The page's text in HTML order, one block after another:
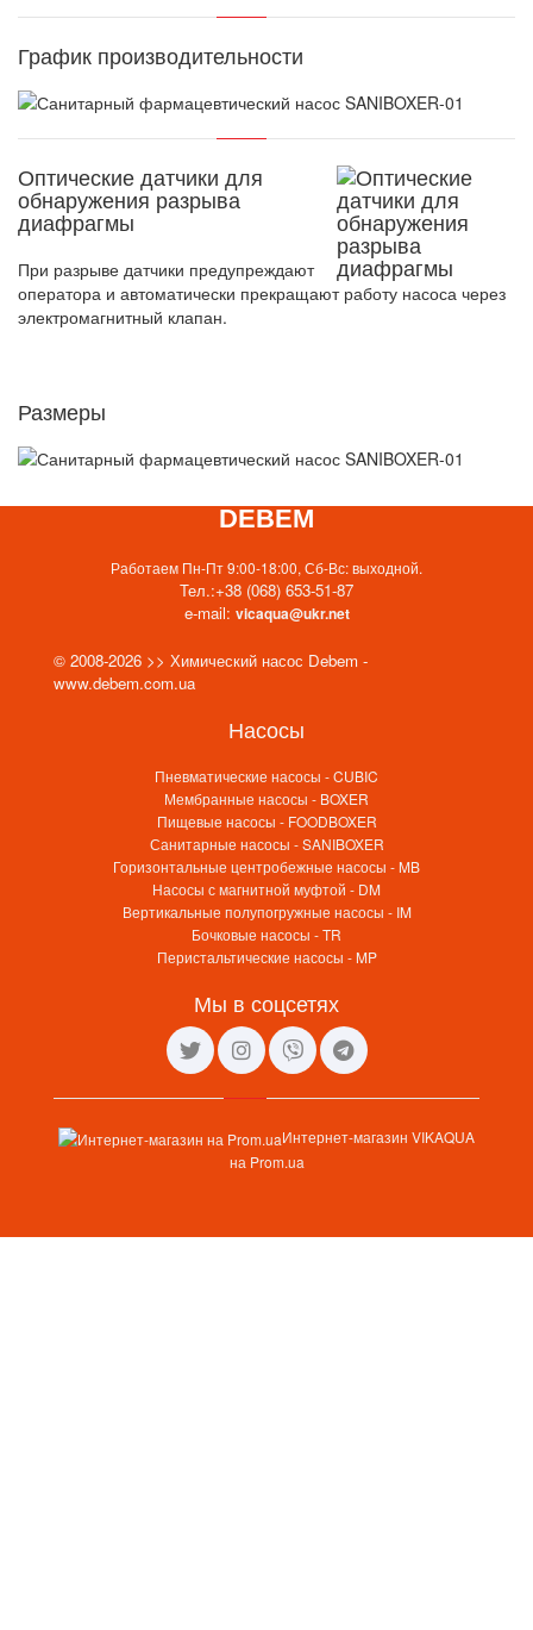
График производительности
Оптические датчики для
обнаружения разрыва
диафрагмы
При разрыве датчики предупреждают
оператора и автоматически прекращают работу насоса через
электромагнитный клапан.
Размеры
DEBEM
Работаем Пн-Пт 9:00-18:00, Сб-Вс: выходной.
Тел.:+38 (068) 653-51-87
e-mail: vicaqua@ukr.net
© 2008-2026 >> Химический насос Debem -
www.debem.com.ua
Насосы
Пневматические насосы - CUBIC
Мембранные насосы - BOXER
Пищевые насосы - FOODBOXER
Санитарные насосы - SANIBOXER
Горизонтальные центробежные насосы - MB
Насосы с магнитной муфтой - DM
Вертикальные полупогружные насосы - IM
Бочковые насосы - TR
Перистальтические насосы - MP
Мы в соцсетях
Интернет-магазин VIKAQUA
на Prom.ua